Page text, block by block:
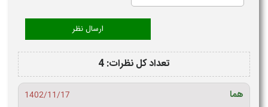
تعداد کل نظرات: 4
هما
1402/11/17